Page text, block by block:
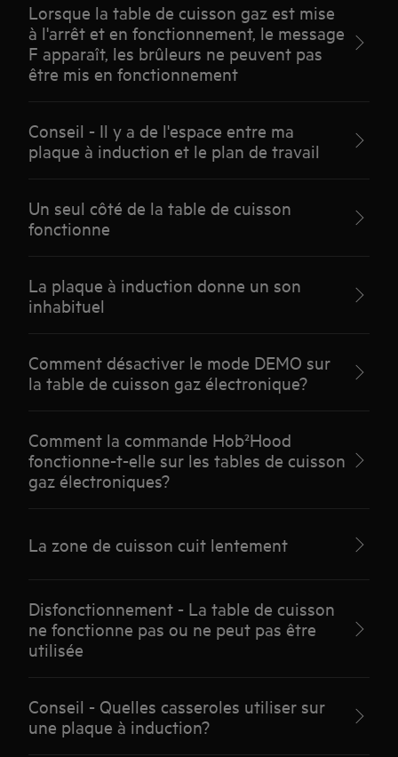
Lorsque la table de cuisson gaz est mise
à l'arrêt et en fonctionnement, le message
F apparaît, les brûleurs ne peuvent pas
être mis en fonctionnement
Conseil - Il y a de l'espace entre ma
plaque à induction et le plan de travail
Un seul côté de la table de cuisson
fonctionne
La plaque à induction donne un son
inhabituel
Comment désactiver le mode DEMO sur
la table de cuisson gaz électronique?
Comment la commande Hob²Hood
fonctionne-t-elle sur les tables de cuisson
gaz électroniques?
La zone de cuisson cuit lentement
Disfonctionnement - La table de cuisson
ne fonctionne pas ou ne peut pas être
utilisée
Conseil - Quelles casseroles utiliser sur
une plaque à induction?